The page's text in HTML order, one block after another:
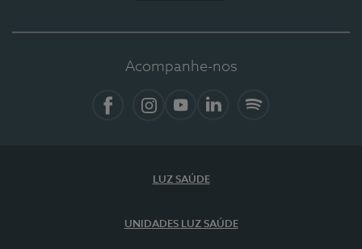
Acompanhe-nos
LUZ SAÚDE
UNIDADES LUZ SAÚDE